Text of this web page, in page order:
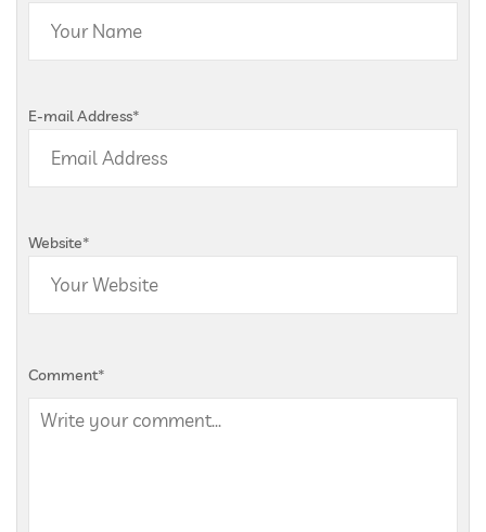
E-mail Address*
Website*
Comment*